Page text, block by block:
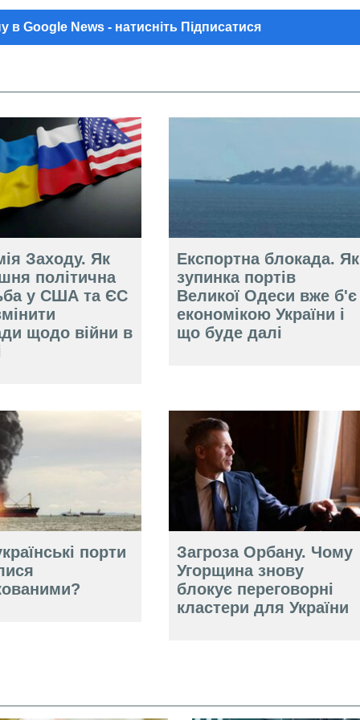
в Google News - натисніть Підписатися
Заходу. Як
політична
у США та ЄС
щодо війни в
Експортна блокада. Як
зупинка портів
Великої Одеси вже б'є
економікою України і
що буде далі
порти
Загроза Орбану. Чому
Угорщина знову
блокує переговорні
кластери для України